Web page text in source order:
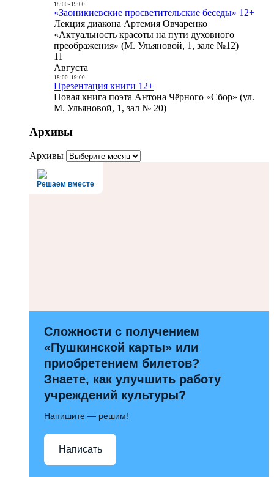
18:00- 19:00
«Заоникиевские просветительские беседы» 12+
Лекция диакона Артемия Овчаренко
«Актуальность красоты на пути духовного
преображения» (М. Ульяновой, 1, зале №12)
11
Августа
18:00- 19:00
Презентация книги 12+
Новая книга поэта Антона Чёрного «Сбор» (ул.
М. Ульяновой, 1, зал № 20)
Архивы
Архивы
Решаем вместе
Сложности с получением
«Пушкинской карты» или
приобретением билетов?
Знаете, как улучшить работу
учреждений культуры?
Напишите — решим!
Написать